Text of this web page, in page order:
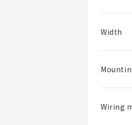
Width
Wiring